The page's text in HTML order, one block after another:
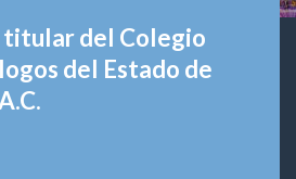
titular del Colegio
del Estado de